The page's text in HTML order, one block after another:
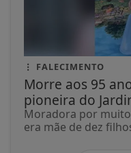
FALECIMENTO
Morre aos 95
pioneira do
Moradora por
era mãe de dez